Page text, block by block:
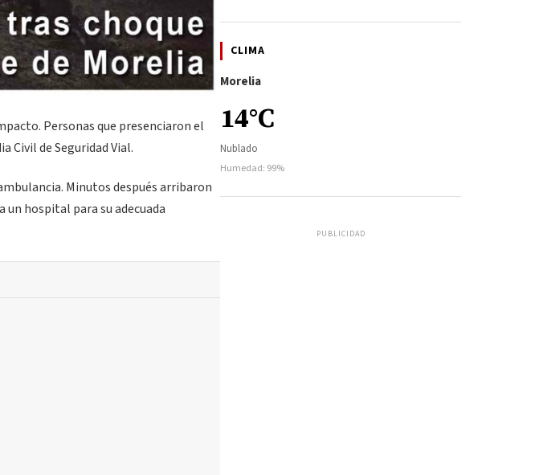
Personas que presenciaron el
Civil de Seguridad Vial.
Minutos después arribaron
hospital para su adecuada
CLIMA
Morelia
14°C
Nublado
Humedad: 99%
PUBLICIDAD